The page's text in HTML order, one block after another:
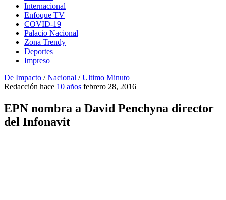
Internacional
Enfoque TV
COVID-19
Palacio Nacional
Zona Trendy
Deportes
Impreso
De Impacto /Nacional /Ultimo Minuto
Redacción hace 10 años febrero 28, 2016
EPN nombra a David Penchyna director
del Infonavit